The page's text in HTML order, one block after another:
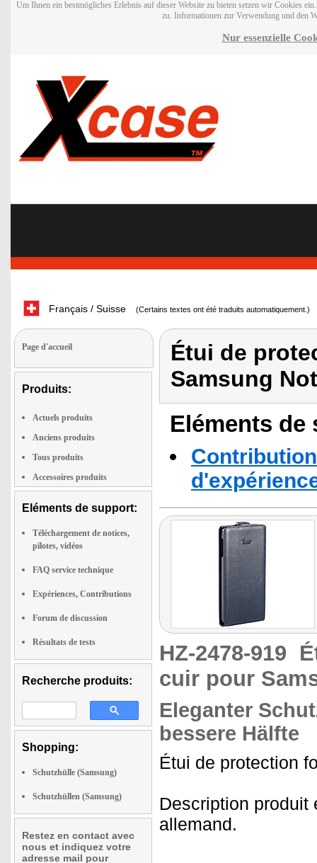
Um Ihnen ein bestmögliches Erlebnis auf dieser Website zu bieten setzen wir Cookies
zu. Informationen zur Verwendung und den
Nur essenzielle
Français / Suisse (Certains textes ont été traduits automatiquement.)
Page d'accueil
Produits:
Actuels produits
Anciens produits
Tous produits
Accessoires produits
Eléments de support:
Téléchargement de notices,
pilotes, vidéos
FAQ service technique
Expériences, Contributions
Forum de discussion
Résultats de tests
Recherche produits:
Shopping:
Schutzhülle (Samsung)
Schutzhüllen (Samsung)
Restez en contact avec
nous et indiquez votre
adresse mail pour
Étui de
Samsung
Eléments
HZ-2478-919
cuir pour
Eleganter
bessere Hälfte
Étui de protection
Description produit
allemand.